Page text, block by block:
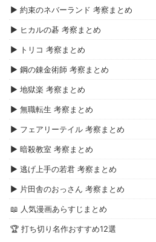
▶ 約束のネバーランド 考察まとめ
▶ ヒカルの碁 考察まとめ
▶ トリコ 考察まとめ
▶ 鋼の錬金術師 考察まとめ
▶ 地獄楽 考察まとめ
▶ 無職転生 考察まとめ
▶ フェアリーテイル 考察まとめ
▶ 暗殺教室 考察まとめ
▶ 逃げ上手の若君 考察まとめ
▶ 片田舎のおっさん 考察まとめ
📖 人気漫画あらすじまとめ
🏆 打ち切り名作おすすめ12選